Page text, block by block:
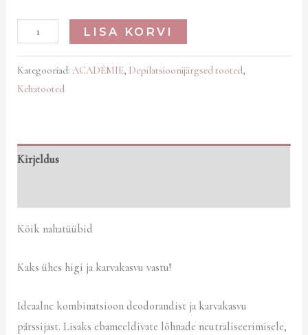
LISA KORVI
Kategooriad:ACADÉMIE, Depilatsioonijärgsed tooted,
Kehatooted
Kirjeldus
Kõik nahatüübid
Kaks ühes higi ja karvakasvu vastu!
Ideaalne kombinatsioon deodorandist ja karvakasvu
pärssijast. Lisaks ebameeldivate lõhnade neutraliseerimisele,